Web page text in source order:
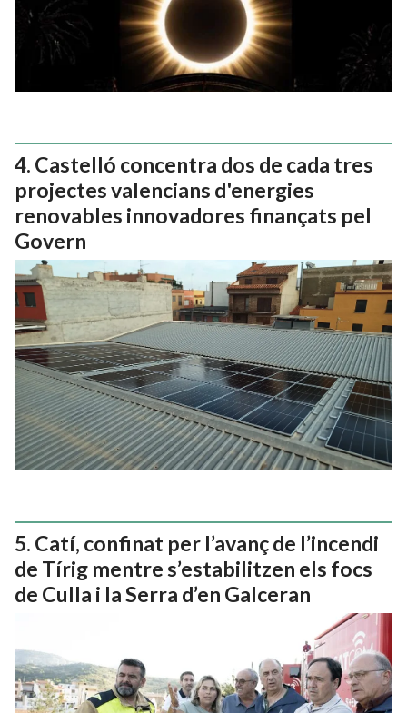
Castelló concentra dos de cada tres
projectes valencians d'energies
renovables innovadores finançats pel
Govern
Catí, confinat per l’avanç de l’incendi
de Tírig mentre s’estabilitzen els focs
de Culla i la Serra d’en Galceran